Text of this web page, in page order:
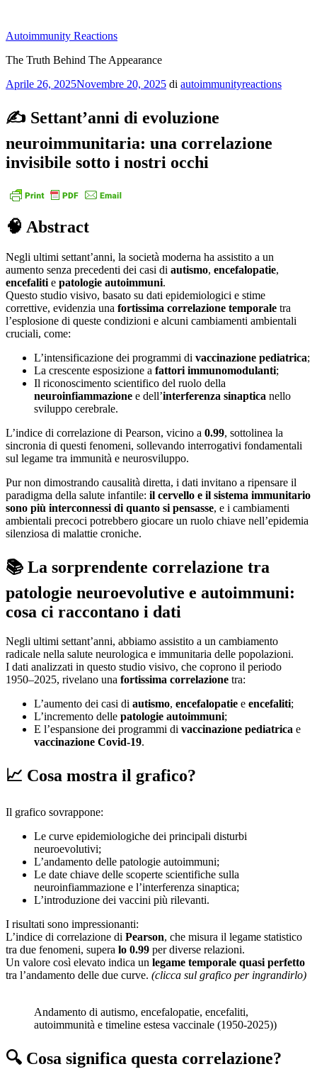
contenuto
Autoimmunity Reactions
The Truth Behind The Appearance
Pubblicato
Aprile 26, 2025Novembre 20, 2025 di autoimmunityreactions
✍️ Settant’anni di evoluzione
neuroimmunitaria: una correlazione
invisibile sotto i nostri occhi
🧠 Abstract
Negli ultimi settant’anni, la società moderna ha assistito a un
aumento senza precedenti dei casi di autismo, encefalopatie,
encefaliti e patologie autoimmuni.
Questo studio visivo, basato su dati epidemiologici e stime
correttive, evidenzia una fortissima correlazione temporale tra
l’esplosione di queste condizioni e alcuni cambiamenti ambientali
cruciali, come:
L’intensificazione dei programmi di vaccinazione pediatrica;
La crescente esposizione a fattori immunomodulanti;
Il riconoscimento scientifico del ruolo della
neuroinfiammazione e dell’interferenza sinaptica nello
sviluppo cerebrale.
L’indice di correlazione di Pearson, vicino a 0.99, sottolinea la
sincronia di questi fenomeni, sollevando interrogativi fondamentali
sul legame tra immunità e neurosviluppo.
Pur non dimostrando causalità diretta, i dati invitano a ripensare il
paradigma della salute infantile: il cervello e il sistema immunitario
sono più interconnessi di quanto si pensasse, e i cambiamenti
ambientali precoci potrebbero giocare un ruolo chiave nell’epidemia
silenziosa di malattie croniche.
📚 La sorprendente correlazione tra
patologie neuroevolutive e autoimmuni:
cosa ci raccontano i dati
Negli ultimi settant’anni, abbiamo assistito a un cambiamento
radicale nella salute neurologica e immunitaria delle popolazioni.
I dati analizzati in questo studio visivo, che coprono il periodo
1950–2025, rivelano una fortissima correlazione tra:
L’aumento dei casi di autismo, encefalopatie e encefaliti;
L’incremento delle patologie autoimmuni;
E l’espansione dei programmi di vaccinazione pediatrica e
vaccinazione Covid-19.
📈 Cosa mostra il grafico?
Il grafico sovrappone:
Le curve epidemiologiche dei principali disturbi
neuroevolutivi;
L’andamento delle patologie autoimmuni;
Le date chiave delle scoperte scientifiche sulla
neuroinfiammazione e l’interferenza sinaptica;
L’introduzione dei vaccini più rilevanti.
I risultati sono impressionanti:
L’indice di correlazione di Pearson, che misura il legame statistico
tra due fenomeni, supera lo 0.99 per diverse relazioni.
Un valore così elevato indica un legame temporale quasi perfetto
tra l’andamento delle due curve. (clicca sul grafico per ingrandirlo)
Andamento di autismo, encefalopatie, encefaliti,
autoimmunità e timeline estesa vaccinale (1950-2025))
🔍 Cosa significa questa correlazione?